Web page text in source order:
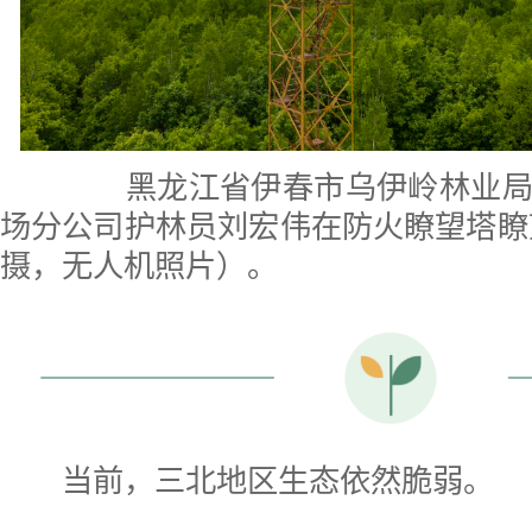
黑龙江省伊春市乌伊岭林业局
场分公司护林员刘宏伟在防火瞭望塔
摄，无人机照片）。
当前，三北地区生态依然脆弱。